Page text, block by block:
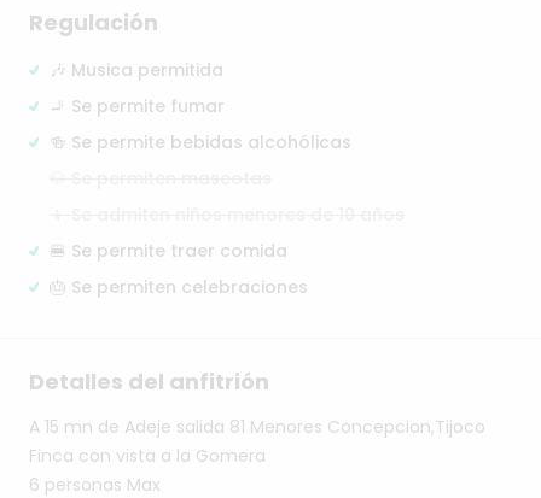
Regulación
🎶 Musica permitida
🚬 Se permite fumar
🍻 Se permite bebidas alcohólicas
🍔 Se permite traer comida
🎂 Se permiten celebraciones
Detalles del anfitrión
A 15 mn de Adeje salida 81 Menores Concepcion,Tijoco
Finca con vista a la Gomera
6 personas Max